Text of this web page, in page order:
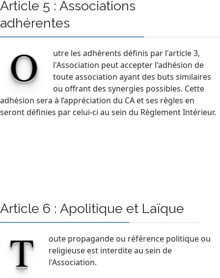
Article 5 : Associations
adhérentes
O
utre les adhérents définis par l'article 3,
l'Association peut accepter l'adhésion de
toute association ayant des buts similaires
ou offrant des synergies possibles. Cette
adhésion sera à l’appréciation du CA et ses règles en
seront définies par celui-ci au sein du Règlement Intérieur.
Article 6 : Apolitique et Laïque
T
oute propagande ou référence politique ou
religieuse est interdite au sein de
l'Association.